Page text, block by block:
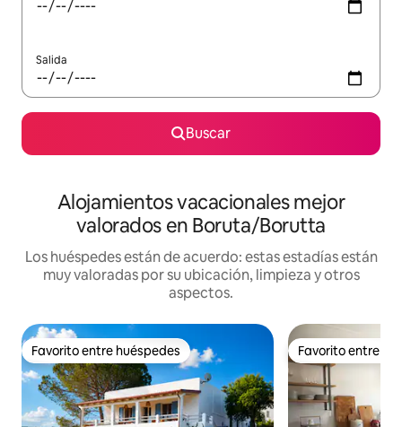
Salida
Buscar
Alojamientos vacacionales mejor
valorados en Boruta/Borutta
Los huéspedes están de acuerdo: estas estadías están
muy valoradas por su ubicación, limpieza y otros
aspectos.
Favorito entre huéspedes
Favorito entre huéspedes Favorito entre
Favorito entre